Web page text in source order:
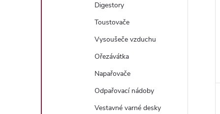
Digestory
Toustovače
Vysoušeče vzduchu
Ořezávátka
Napařovače
Odpařovací nádoby
Vestavné varné desky